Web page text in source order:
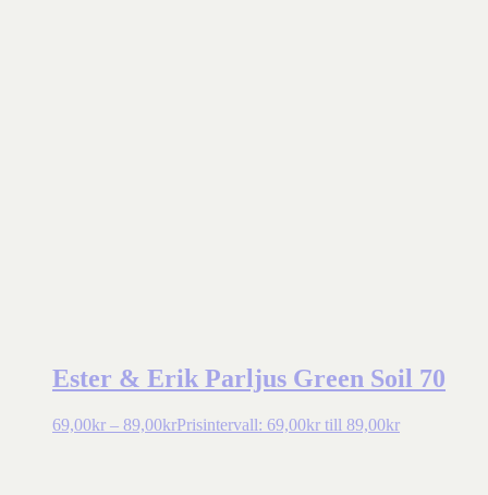
Ester & Erik Parljus Green Soil 70
69,00kr – 89,00krPrisintervall: 69,00kr till 89,00kr